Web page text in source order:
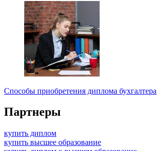
Способы приобретения диплома бухгалтера
Партнеры
купить диплом
купить высшее образование